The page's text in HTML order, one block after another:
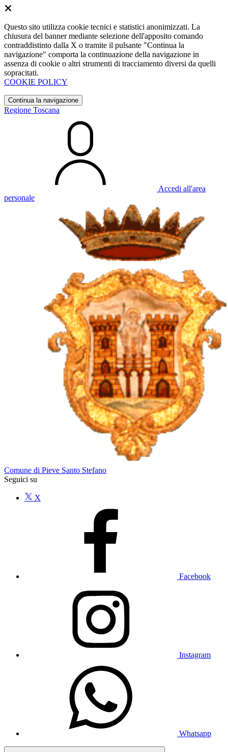
Questo sito utilizza cookie tecnici e statistici anonimizzati. La
chiusura del banner mediante selezione dell'apposito comando
contraddistinto dalla X o tramite il pulsante "Continua la
navigazione" comporta la continuazione della navigazione in
assenza di cookie o altri strumenti di tracciamento diversi da quelli
sopracitati.
COOKIE POLICY
Continua la navigazione
Regione Toscana
Accedi all'area
personale
Comune di Pieve Santo Stefano
Seguici su
X
Facebook
Instagram
Whatsapp